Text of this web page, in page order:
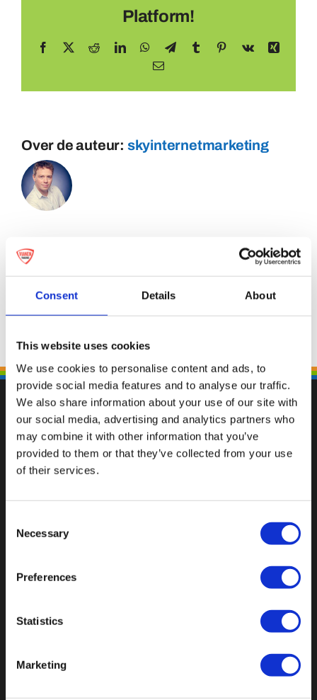
Consent Details About
This website uses cookies
We use cookies to personalise content and ads, to
provide social media features and to analyse our traffic.
We also share information about your use of our site with
our social media, advertising and analytics partners who
may combine it with other information that you’ve
provided to them or that they’ve collected from your use
of their services.
Selection
Necessary
Preferences
Statistics
Marketing
Platform!
Facebook RedditLinkedInWhatsApp
TelegramTumblr Pinterest
Vk
Xing
E-
Over de auteur: skyinternetmarketing
Fallen Sie mit einzigartigen